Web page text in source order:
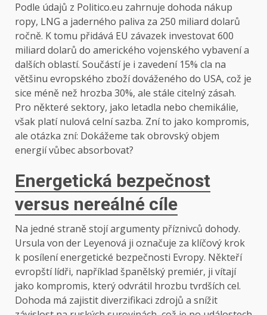
Podle údajů z Politico.eu zahrnuje dohoda nákup
ropy, LNG a jaderného paliva za 250 miliard dolarů
ročně. K tomu přidává EU závazek investovat 600
miliard dolarů do amerického vojenského vybavení a
dalších oblastí. Součástí je i zavedení 15% cla na
většinu evropského zboží dováženého do USA, což je
sice méně než hrozba 30%, ale stále citelný zásah.
Pro některé sektory, jako letadla nebo chemikálie,
však platí nulová celní sazba. Zní to jako kompromis,
ale otázka zní: Dokážeme tak obrovský objem
energií vůbec absorbovat?
Energetická bezpečnost
versus nereálné cíle
Na jedné straně stojí argumenty příznivců dohody.
Ursula von der Leyenová ji označuje za klíčový krok
k posílení energetické bezpečnosti Evropy. Někteří
evropští lídři, například španělský premiér, ji vítají
jako kompromis, který odvrátil hrozbu tvrdších cel.
Dohoda má zajistit diverzifikaci zdrojů a snížit